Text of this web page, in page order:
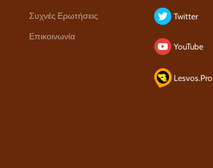
Συχνές Ερωτήσεις
Επικοινωνία
Twitter
YouTube
Lesvos.Pro